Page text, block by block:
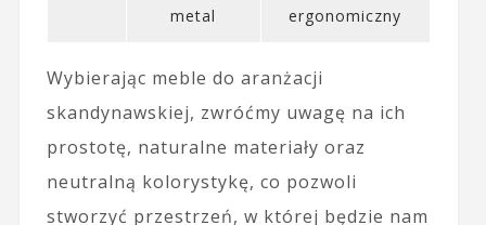
metal
ergonomiczny
Wybierając meble do aranżacji
skandynawskiej, zwróćmy uwagę na ich
prostotę, naturalne materiały oraz
neutralną kolorystykę, co pozwoli
stworzyć przestrzeń, w której będzie nam